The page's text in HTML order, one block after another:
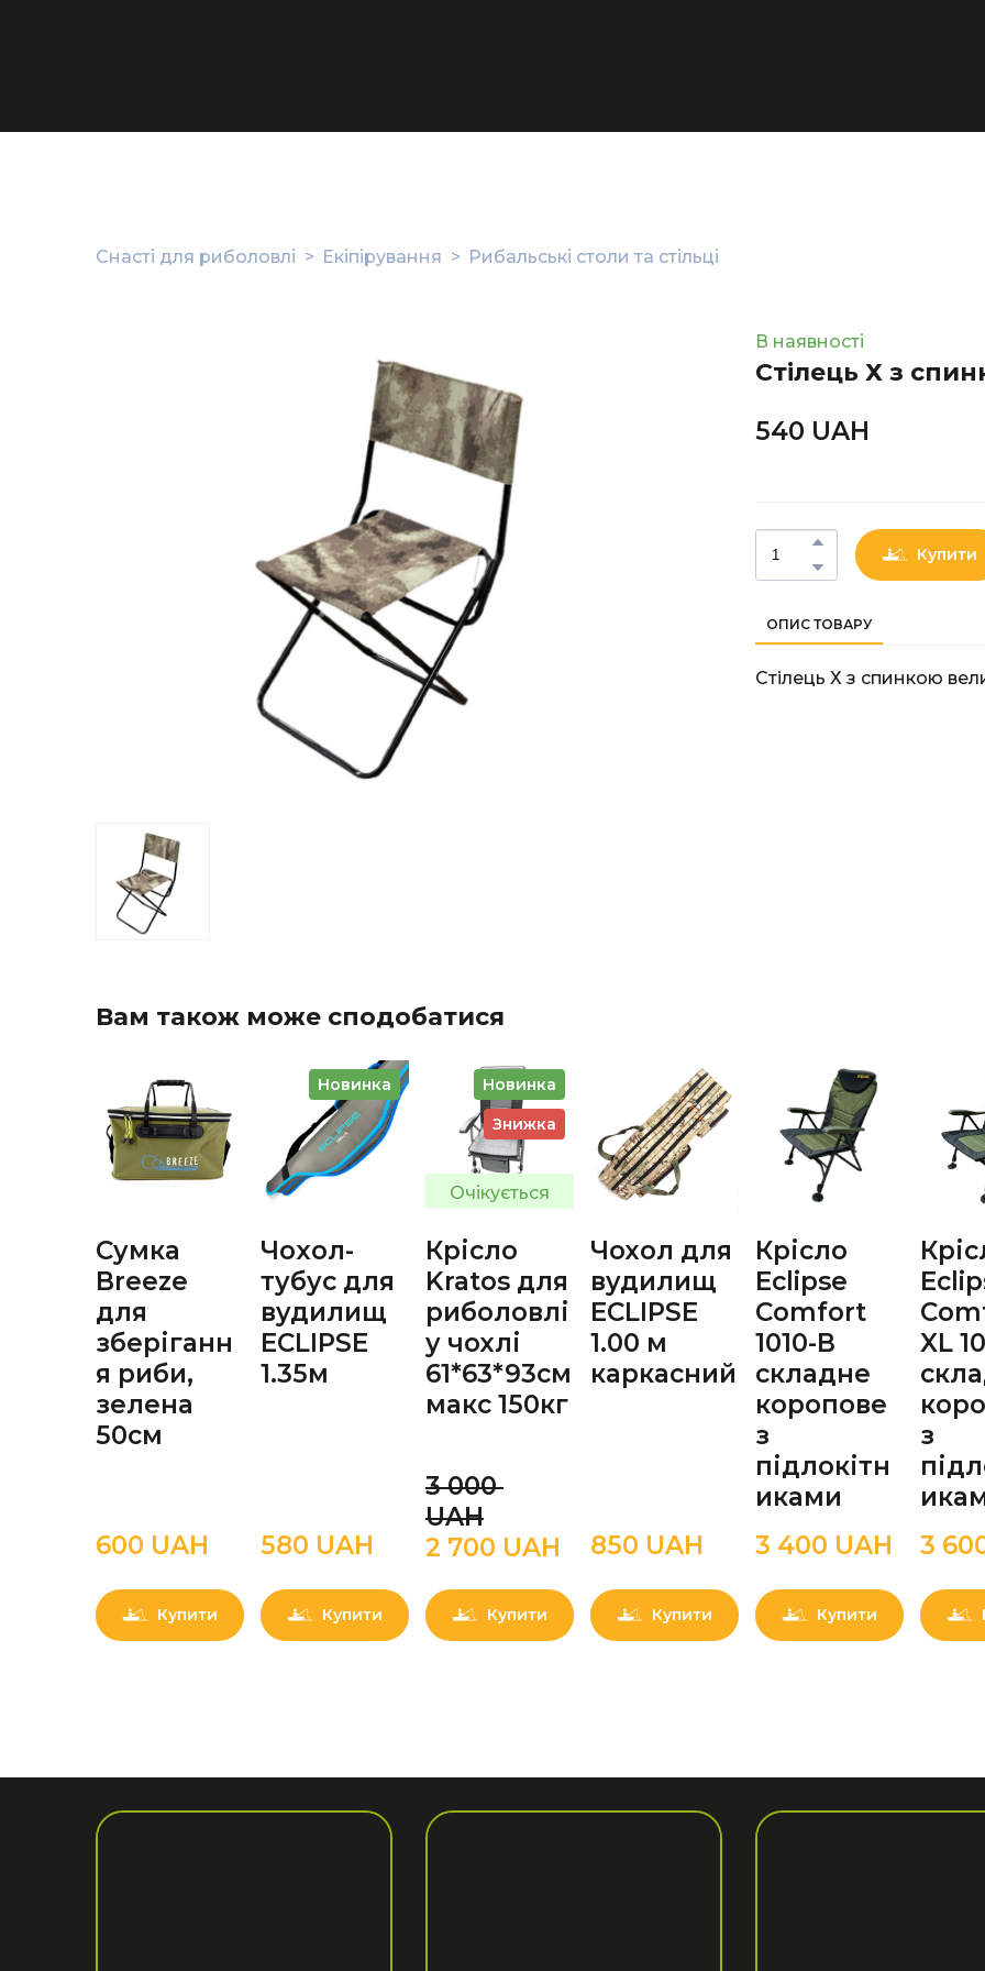
Снасті для риболовлі Екіпірування Рибальські столи та стільці
В наявності
Стiлець Х з
540 UAН
Купити
ОПИС ТОВАРУ
Стiлець Х з спинкою
Вам також може сподобатися
Сумка
Breeze
для
зберіганн
я риби,
зелена
50см
600 UAН
Купити
Новинка
Чoxол-
тубус для
вудилищ
ECLIPSE
1.35м
580 UAН
Купити
Новинка
Знижка
Очікується
Крісло
Kratos для
риболовлі
у чохлі
61*63*93см
макс 150кг
3 000
UAН
2 700 UAН
Купити
Чохол для
вудилищ
ECLIPSE
1.00 м
каркасний
850 UAН
Купити
Крісло
Eclipse
Comfort
1010-В
складне
коропове
з
підлокітн
иками
3 400 UAН
Купити
XL
з
3